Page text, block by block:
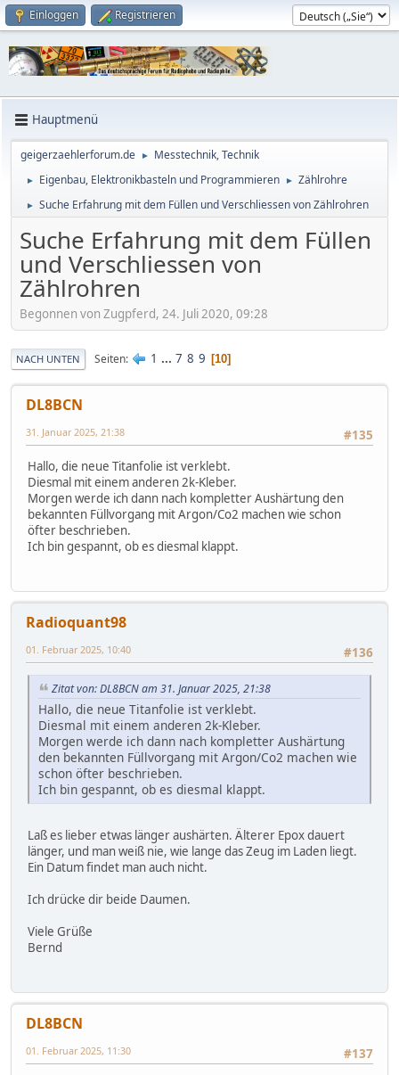
Einloggen Registrieren
Hauptmenü
geigerzaehlerforum.de ► Messtechnik, Technik
► Eigenbau, Elektronikbasteln und Programmieren ► Zählrohre
► Suche Erfahrung mit dem Füllen und Verschliessen von Zählrohren
Suche Erfahrung mit dem Füllen
und Verschliessen von
Zählrohren
Begonnen von Zugpferd, 24. Juli 2020, 09:28
NACH UNTEN Seiten 1 ... 7 8 9 10
DL8BCN
#135
31. Januar 2025, 21:38
Hallo, die neue Titanfolie ist verklebt.
Diesmal mit einem anderen 2k-Kleber.
Morgen werde ich dann nach kompletter Aushärtung den
bekannten Füllvorgang mit Argon/Co2 machen wie schon
öfter beschrieben.
Ich bin gespannt, ob es diesmal klappt.
Radioquant98
#136
01. Februar 2025, 10:40
Zitat von: DL8BCN am 31. Januar 2025, 21:38
Hallo, die neue Titanfolie ist verklebt.
Diesmal mit einem anderen 2k-Kleber.
Morgen werde ich dann nach kompletter Aushärtung
den bekannten Füllvorgang mit Argon/Co2 machen wie
schon öfter beschrieben.
Ich bin gespannt, ob es diesmal klappt.
Laß es lieber etwas länger aushärten. Älterer Epox dauert
länger, und man weiß nie, wie lange das Zeug im Laden liegt.
Ein Datum findet man auch nicht.
Ich drücke dir beide Daumen.
Viele Grüße
Bernd
DL8BCN
#137
01. Februar 2025, 11:30